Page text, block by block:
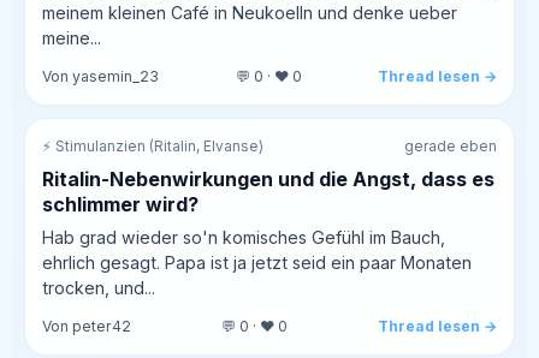
meinem kleinen Café in Neukoelln und denke ueber
meine...
Von yasemin_23 💬 0 · ❤️ 0 Thread lesen →
⚡ Stimulanzien (Ritalin, Elvanse) gerade eben
Ritalin-Nebenwirkungen und die Angst, dass es
schlimmer wird?
Hab grad wieder so'n komisches Gefühl im Bauch,
ehrlich gesagt. Papa ist ja jetzt seid ein paar Monaten
trocken, und...
Von peter42 💬 0 · ❤️ 0 Thread lesen →